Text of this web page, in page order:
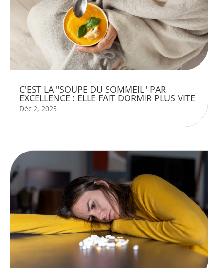
C'EST LA "SOUPE DU SOMMEIL" PAR
EXCELLENCE : ELLE FAIT DORMIR PLUS VITE
Déc 2, 2025